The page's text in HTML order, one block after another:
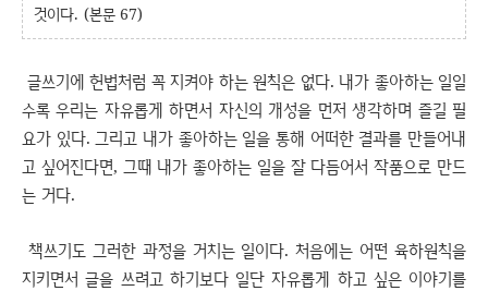
것이다. (본문 67)
글쓰기에 헌법처럼 꼭 지켜야 하는 원칙은 없다. 내가 좋아하는 일일
수록 우리는 자유롭게 하면서 자신의 개성을 먼저 생각하며 즐길 필
요가 있다. 그리고 내가 좋아하는 일을 통해 어떠한 결과를 만들어내
고 싶어진다면, 그때 내가 좋아하는 일을 잘 다듬어서 작품으로 만드
는 거다.
책쓰기도 그러한 과정을 거치는 일이다. 처음에는 어떤 육하원칙을
지키면서 글을 쓰려고 하기보다 일단 자유롭게 하고 싶은 이야기를